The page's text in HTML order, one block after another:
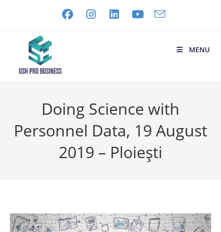
MENU
Doing Science with
Personnel Data, 19 August
2019 – Ploiești